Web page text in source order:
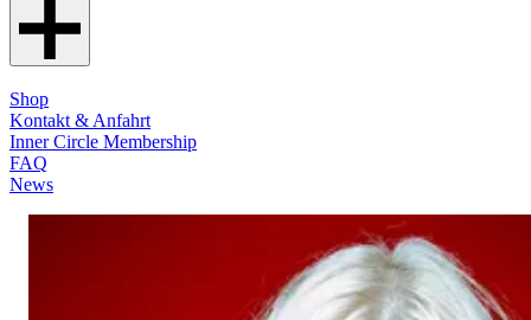
Shop
Kontakt & Anfahrt
Inner Circle Membership
FAQ
News